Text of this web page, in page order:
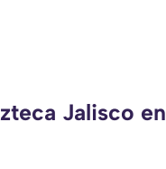
Jalisco en